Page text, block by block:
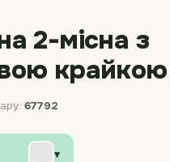
2-місна з
67792
▾